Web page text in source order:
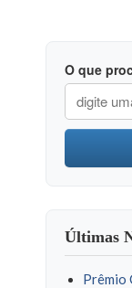
O que
Últimas
Prêmio